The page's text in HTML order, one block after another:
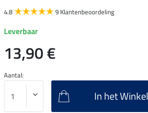
4.8 9 Klantenbeoordeling
Leverbaar
13,90 €
Aantal:
In het